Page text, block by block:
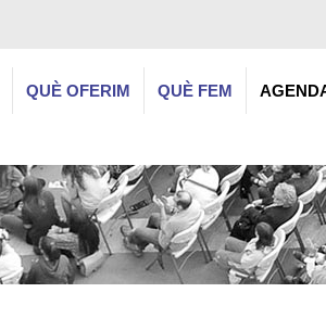
QUÈ OFERIM QUÈ FEM